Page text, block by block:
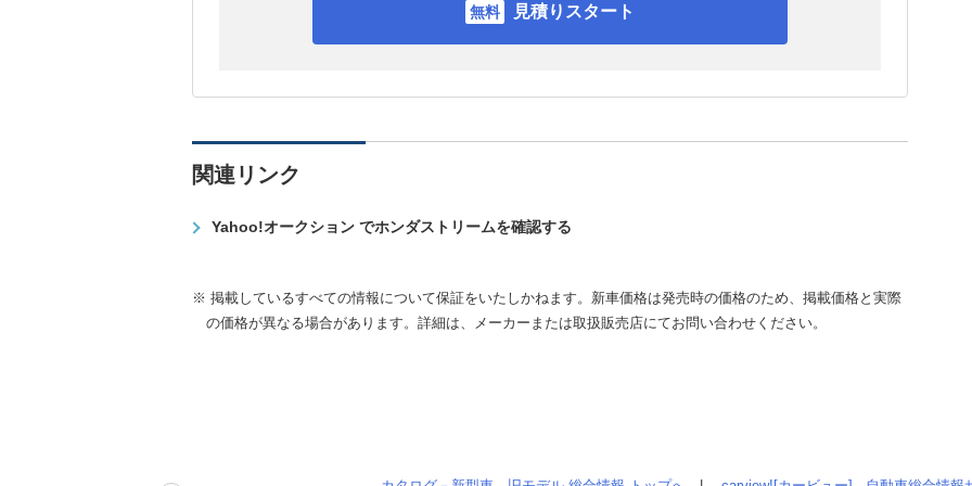
見積りスタート
関連リンク
Yahoo!オークション でホンダストリームを確認する
※ 掲載しているすべての情報について保証をいたしかねます。新車価格は発売時の価格のため、掲載価格と実際
の価格が異なる場合があります。詳細は、メーカーまたは取扱販売店にてお問い合わせください。